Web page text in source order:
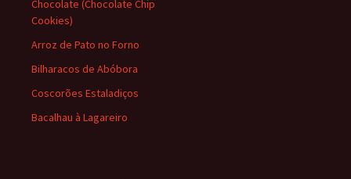
Chocolate (Chocolate Chip
Cookies)
Arroz de Pato no Forno
Bilharacos de Abóbora
Coscorões Estaladiços
Bacalhau à Lagareiro